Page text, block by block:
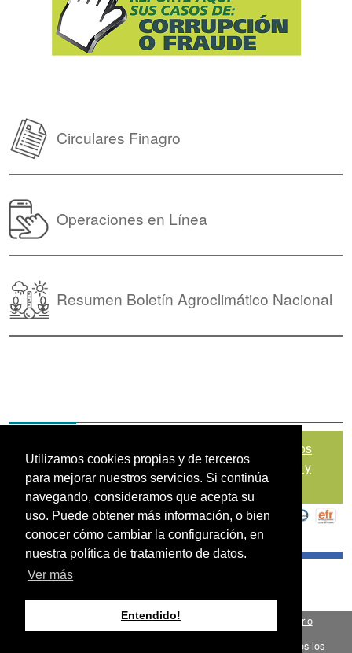
Utilizamos cookies propias y de terceros
para mejorar nuestros servicios. Si continúa
navegando, consideramos que acepta su
uso. Puede obtener más información, o bien
conocer cómo cambiar la configuración, en
nuestra política de tratamiento de datos.
Ver más
Entendido!
Circulares Finagro
Operaciones en Línea
Resumen Boletín Agroclimático Nacional
Política de Tratamiento de Datos
Personales|Políticas de Seguridad, Términos y
Condiciones de Uso
Fondo para el Financiamiento del Sector Agropecuario
FINAGRO.
todos los